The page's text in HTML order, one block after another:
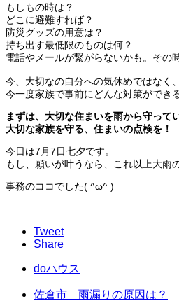
もしもの時は？
どこに避難すれば？
防災グッズの用意は？
持ち出す最低限のものは何？
電話やメールが繋がらないかも。その
今、大切なの自分への気休めではなく、
今一度家族で事前にどんな対策ができ
まずは、大切な住まいを雨から守って
大切な家族を守る、住まいの点検を！
今日は7月7日七夕です。
もし、願いが叶うなら、これ以上大雨
事務のココでした( ^ω^ )
Tweet
Share
doハウス
佐倉市 雨漏りの原因は？